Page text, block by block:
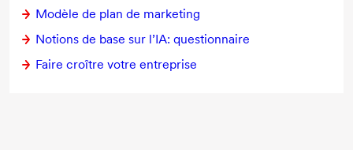
Modèle de plan de marketing
Notions de base sur l’IA: questionnaire
Faire croître votre entreprise